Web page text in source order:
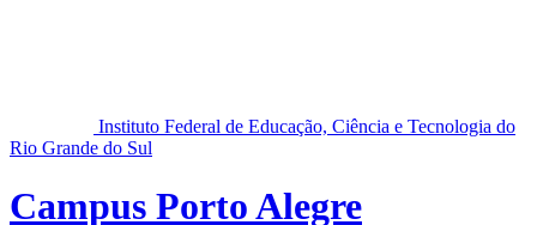
Instituto Federal de Educação, Ciência e Tecnologia do
Rio Grande do Sul
Campus Porto Alegre